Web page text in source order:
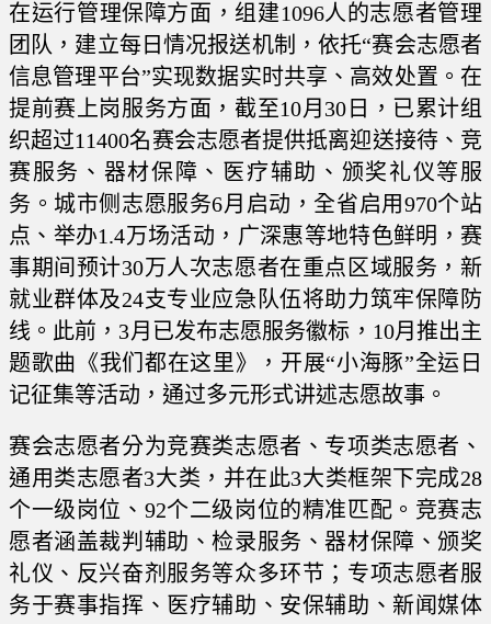
在运行管理保障方面，组建1096人的志愿者管理
团队，建立每日情况报送机制，依托“赛会志愿者
信息管理平台”实现数据实时共享、高效处置。在
提前赛上岗服务方面，截至10月30日，已累计组
织超过11400名赛会志愿者提供抵离迎送接待、竞
赛服务、器材保障、医疗辅助、颁奖礼仪等服
务。城市侧志愿服务6月启动，全省启用970个站
点、举办1.4万场活动，广深惠等地特色鲜明，赛
事期间预计30万人次志愿者在重点区域服务，新
就业群体及24支专业应急队伍将助力筑牢保障防
线。此前，3月已发布志愿服务徽标，10月推出主
题歌曲《我们都在这里》，开展“小海豚”全运日
记征集等活动，通过多元形式讲述志愿故事。
赛会志愿者分为竞赛类志愿者、专项类志愿者、
通用类志愿者3大类，并在此3大类框架下完成28
个一级岗位、92个二级岗位的精准匹配。竞赛志
愿者涵盖裁判辅助、检录服务、器材保障、颁奖
礼仪、反兴奋剂服务等众多环节；专项志愿者服
务于赛事指挥、医疗辅助、安保辅助、新闻媒体